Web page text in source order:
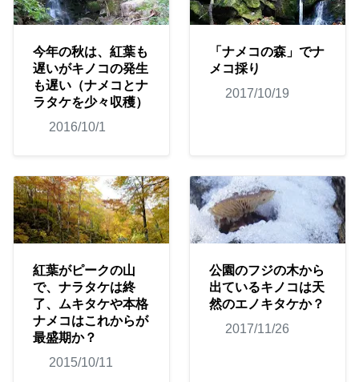
今年の秋は、紅葉も
遅いがキノコの発生
も遅い（ナメコとナ
ラタケを少々収穫）
2016/10/1
「ナメコの森」でナ
メコ採り
2017/10/19
紅葉がピークの山
で、ナラタケは終
了、ムキタケや本格
ナメコはこれからが
最盛期か？
2015/10/11
公園のフジの木から
出ているキノコは天
然のエノキタケか？
2017/11/26